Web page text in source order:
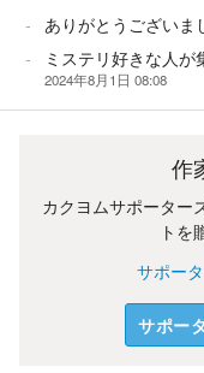
ありがとうございま
ミステリ好きな人が
2024年8月1日 08:08
作
カクヨムサポーター
トを
サポー
サポー